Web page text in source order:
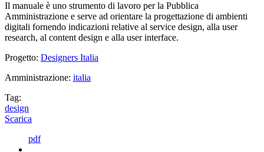
Il manuale è uno strumento di lavoro per la Pubblica
Amministrazione e serve ad orientare la progettazione di ambienti
digitali fornendo indicazioni relative al service design, alla user
research, al content design e alla user interface.
Progetto: Designers Italia
Amministrazione: italia
Tag:
design
Scarica
pdf